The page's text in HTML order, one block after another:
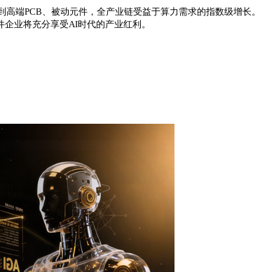
端PCB、被动元件，全产业链受益于算力需求的指数级增长。
业将充分享受AI时代的产业红利。